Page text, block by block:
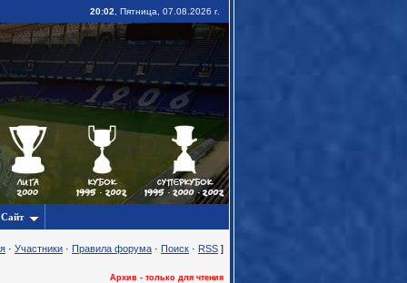
20:02 , Пятница, 07.08.2026 г.
Сайт
· Участники · Правила форума · Поиск · RSS ]
Архив - только для чтения